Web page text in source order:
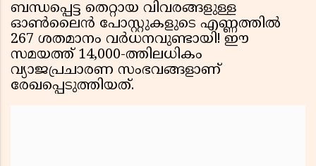
ബന്ധപ്പെട്ട തെറ്റായ വിവരങ്ങളുള്ള
ഓൺലൈൻ പോസ്റ്റുകളുടെ എണ്ണത്തിൽ
267 ശതമാനം വർധനവുണ്ടായി! ഈ
സമയത്ത് 14,000-ത്തിലധികം
വ്യാജപ്രചാരണ സംഭവങ്ങളാണ്
രേഖപ്പെടുത്തിയത്.